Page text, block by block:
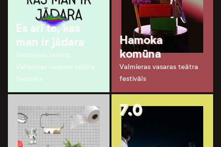
Es arī te, kas
man ir jādara
Valmieras teātris,
Valmieras vasaras teātra
festivāls
Hamoka
komūna
Valmieras vasaras teātra
festivāls
7.0